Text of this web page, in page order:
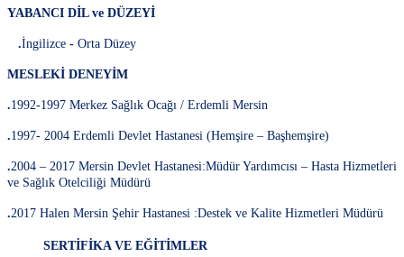
YABANCI DİL ve DÜZEYİ
.İngilizce - Orta Düzey
MESLEKİ DENEYİM
.1992-1997 Merkez Sağlık Ocağı / Erdemli Mersin
.1997- 2004 Erdemli Devlet Hastanesi (Hemşire – Başhemşire)
.2004 – 2017 Mersin Devlet Hastanesi:Müdür Yardımcısı – Hasta Hizmetleri
ve Sağlık Otelciliği Müdürü
.2017 Halen Mersin Şehir Hastanesi :Destek ve Kalite Hizmetleri Müdürü
SERTİFİKA VE EĞİTİMLER